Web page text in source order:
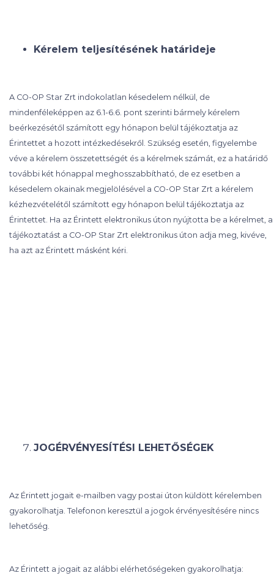
Kérelem teljesítésének határideje
A CO-OP Star Zrt indokolatlan késedelem nélkül, de
mindenféleképpen az 6.1-6.6. pont szerinti bármely kérelem
beérkezésétől számított egy hónapon belül tájékoztatja az
Érintettet a hozott intézkedésekről. Szükség esetén, figyelembe
véve a kérelem összetettségét és a kérelmek számát, ez a határidő
további két hónappal meghosszabbítható, de ez esetben a
késedelem okainak megjelölésével a CO-OP Star Zrt a kérelem
kézhezvételétől számított egy hónapon belül tájékoztatja az
Érintettet. Ha az Érintett elektronikus úton nyújtotta be a kérelmet, a
tájékoztatást a CO-OP Star Zrt elektronikus úton adja meg, kivéve,
ha azt az Érintett másként kéri.
JOGÉRVÉNYESÍTÉSI LEHETŐSÉGEK
Az Érintett jogait e-mailben vagy postai úton küldött kérelemben
gyakorolhatja. Telefonon keresztül a jogok érvényesítésére nincs
lehetőség.
Az Érintett a jogait az alábbi elérhetőségeken gyakorolhatja: